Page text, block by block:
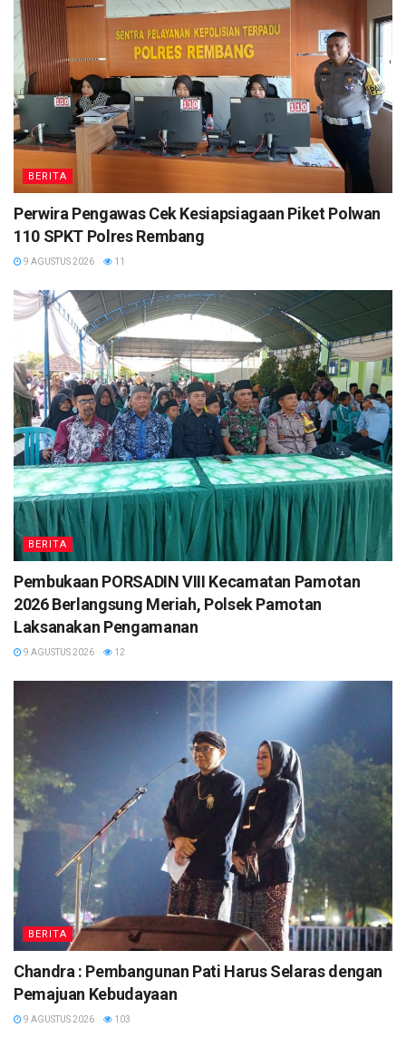
BERITA
Perwira Pengawas Cek Kesiapsiagaan Piket Polwan
110 SPKT Polres Rembang
9 AGUSTUS 2026 11
BERITA
Pembukaan PORSADIN VIII Kecamatan Pamotan
2026 Berlangsung Meriah, Polsek Pamotan
Laksanakan Pengamanan
9 AGUSTUS 2026 12
BERITA
Chandra : Pembangunan Pati Harus Selaras dengan
Pemajuan Kebudayaan
9 AGUSTUS 2026 103